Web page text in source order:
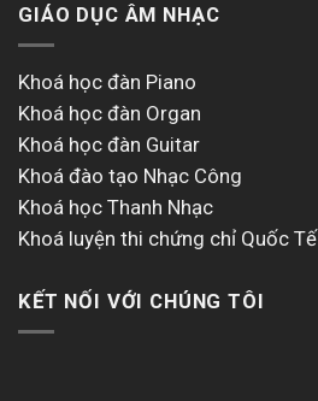
GIÁO DỤC ÂM NHẠC
Khoá học đàn Piano
Khoá học đàn Organ
Khoá học đàn Guitar
Khoá đào tạo Nhạc Công
Khoá học Thanh Nhạc
Khoá luyện thi chứng chỉ Quốc Tế
KẾT NỐI VỚI CHÚNG TÔI